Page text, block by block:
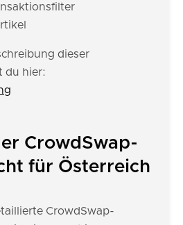
dieser
du hier:
CrowdSwap-
für Österreich
CrowdSwap-